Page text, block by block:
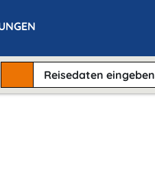
Reisedateneingeben